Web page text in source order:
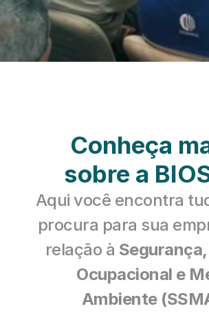
Conheça
sobre a
Aqui você encontra
procura para sua
relação à
Ocupacional e
Ambiente